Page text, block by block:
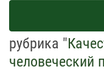
рубрика "
человеческий